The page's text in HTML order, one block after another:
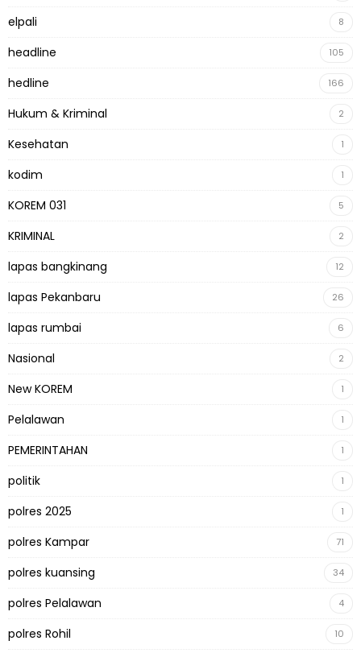
elpali 8
headline 105
hedline 166
Hukum & Kriminal 2
Kesehatan 1
kodim 1
KOREM 031 5
KRIMINAL 2
lapas bangkinang 12
lapas Pekanbaru 26
lapas rumbai 6
Nasional 2
New KOREM 1
Pelalawan 1
PEMERINTAHAN 1
politik 1
polres 2025 1
polres Kampar 71
polres kuansing 34
polres Pelalawan 4
polres Rohil 10